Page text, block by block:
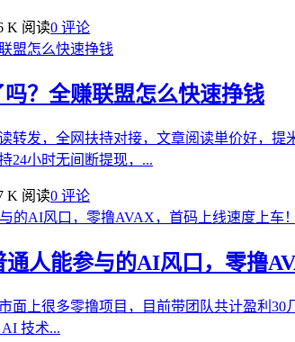
K 阅读0 评论
？全赚联盟怎么快速挣钱
转发，全网扶持对接，文章阅读単价好，
24小时无间断提现，...
K 阅读0 评论
人能参与的AI风口，零撸
面上很多零撸项目，目前带团队共计盈利
技术...